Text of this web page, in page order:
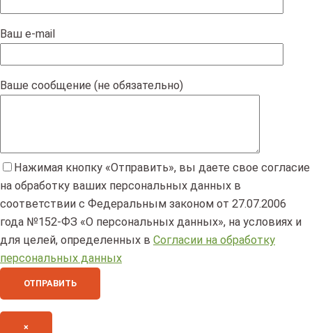
Ваш e-mail
Ваше сообщение (не обязательно)
Нажимая кнопку «Отправить», вы даете свое согласие
на обработку ваших персональных данных в
соответствии с Федеральным законом от 27.07.2006
года №152-ФЗ «О персональных данных», на условиях и
для целей, определенных в Согласии на обработку
персональных данных
×